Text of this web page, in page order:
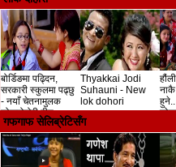
बोर्डिङमा पढ्दिन,
सरकारी स्कुलमा पढ्छु
- नयाँ चेतनामुलक
लोकदोहोरी गीत
Thyakkai Jodi
Suhauni - New
lok dohori
नाकै
लोक
गफगाफ सेलिब्रेटिसँग